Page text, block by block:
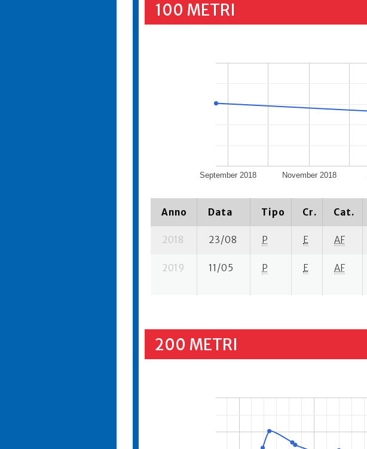
100 METRI
September 2018 November 2018
Anno Data Tipo Cr. Cat.
2018 23/08 P E AF
2019 11/05 P E AF
200 METRI